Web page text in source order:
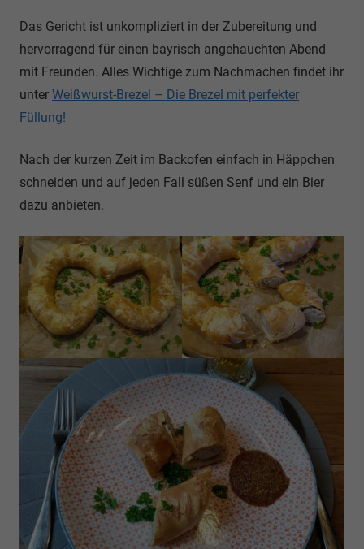
Das Gericht ist unkompliziert in der Zubereitung und
hervorragend für einen bayrisch angehauchten Abend
mit Freunden. Alles Wichtige zum Nachmachen findet ihr
unter Weißwurst-Brezel – Die Brezel mit perfekter
Füllung!
Nach der kurzen Zeit im Backofen einfach in Häppchen
schneiden und auf jeden Fall süßen Senf und ein Bier
dazu anbieten.